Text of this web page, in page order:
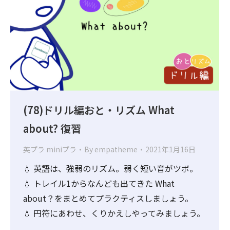
(78)ドリル編おと・リズム What
about? 復習
英プラ miniプラ By empatheme 2021年1月16日
💧 英語は、強弱のリズム。弱く短い音がツボ。
💧 トレイル1からなんども出てきた What
about？をまとめてプラクティスしましょう。
💧 円符にあわせ、くりかえしやってみましょう。